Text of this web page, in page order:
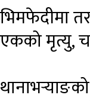
भिमफेदीमा
एकको मृत्यु,